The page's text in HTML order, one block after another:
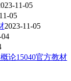
11-05
05
2023-11-05
04
论15040官方教材